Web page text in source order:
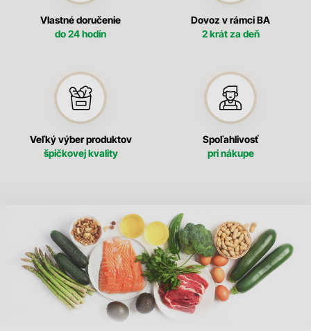
Vlastné doručenie
do 24 hodín
Dovoz v rámci BA
2 krát za deň
Veľký výber produktov
špičkovej kvality
Spoľahlivosť
pri nákupe